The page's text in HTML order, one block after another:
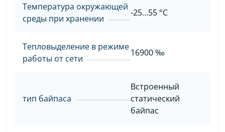
Температура окружающей
среды при хранении
-25…55 °C
Тепловыделение в режиме
работы от сети
16900 ‰
тип байпаса
Встроенный
статический
байпас